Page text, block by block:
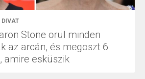
DIVAT
Stone örül minden
az arcán, és megoszt 6
amire esküszik